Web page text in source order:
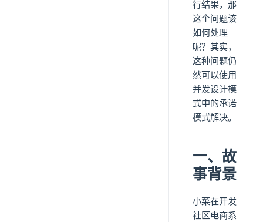
行结果，那
这个问题该
如何处理
呢？其实，
这种问题仍
然可以使用
并发设计模
式中的承诺
模式解决。
一、故
事背景
小菜在开发
社区电商系